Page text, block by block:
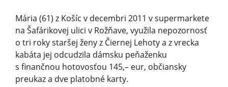
Mária (61) z Košíc v decembri 2011 v supermarkete
na Šafárikovej ulici v Rožňave, využila nepozornosť
o tri roky staršej ženy z Čiernej Lehoty a z vrecka
kabáta jej odcudzila dámsku peňaženku
s finančnou hotovosťou 145,– eur, občiansky
preukaz a dve platobné karty.